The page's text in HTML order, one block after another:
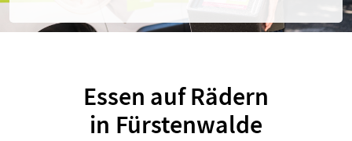
.
Essen auf Rädern
in Fürstenwalde